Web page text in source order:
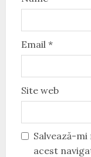
Email *
Site web
Salvează-
acest